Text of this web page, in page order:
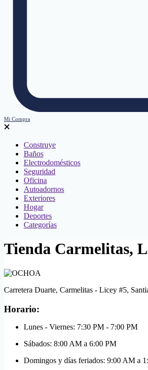
Mi Compra
Construye
Baños
Electrodomésticos
Seguridad
Oficina
Autoadornos
Exteriores
Hogar
Deportes
Categorías
Tienda Carmelitas,
Carretera Duarte, Carmelitas - Licey #5,
Horario:
Lunes - Viernes: 7:30 PM - 7:00 PM
Sábados: 8:00 AM a 6:00 PM
Domingos y días feriados: 9:00 AM a